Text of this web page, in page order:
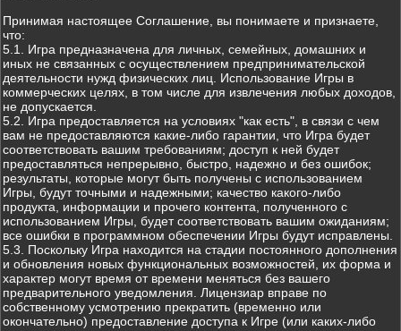
Принимая настоящее Соглашение, вы понимаете и признаете,
что:
5.1. Игра предназначена для личных, семейных, домашних и
иных не связанных с осуществлением предпринимательской
деятельности нужд физических лиц. Использование Игры в
коммерческих целях, в том числе для извлечения любых доходов,
не допускается.
5.2. Игра предоставляется на условиях "как есть", в связи с чем
вам не предоставляются какие-либо гарантии, что Игра будет
соответствовать вашим требованиям; доступ к ней будет
предоставляться непрерывно, быстро, надежно и без ошибок;
результаты, которые могут быть получены с использованием
Игры, будут точными и надежными; качество какого-либо
продукта, информации и прочего контента, полученного с
использованием Игры, будет соответствовать вашим ожиданиям;
все ошибки в программном обеспечении Игры будут исправлены.
5.3. Поскольку Игра находится на стадии постоянного дополнения
и обновления новых функциональных возможностей, их форма и
характер могут время от времени меняться без вашего
предварительного уведомления. Лицензиар вправе по
собственному усмотрению прекратить (временно или
окончательно) предоставление доступа к Игре (или каких-либо